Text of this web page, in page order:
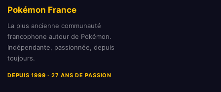
Pokémon France
La plus ancienne communauté
francophone autour de Pokémon.
Indépendante, passionnée, depuis
toujours.
DEPUIS 1999 · 27 ANS DE PASSION